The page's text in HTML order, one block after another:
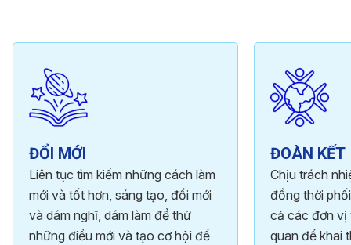
ĐỔI MỚI
Liên tục tìm kiếm những cách làm
mới và tốt hơn, sáng tạo, đổi mới
và dám nghĩ, dám làm để thử
những điều mới và tạo cơ hội để
ĐOÀN KẾT
Chịu trách
đồng thời
cả các đơn vị
quan để khai